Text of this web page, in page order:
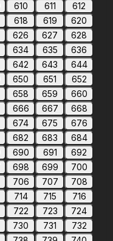
610 611
612
618 619
620
626 627
628
634 635
636
642 643
644
650 651
652
658 659
660
666 667
668
674 675
676
682 683
684
690 691
692
698 699
700
706 707
708
714 715
716
722 723
724
730 731
732